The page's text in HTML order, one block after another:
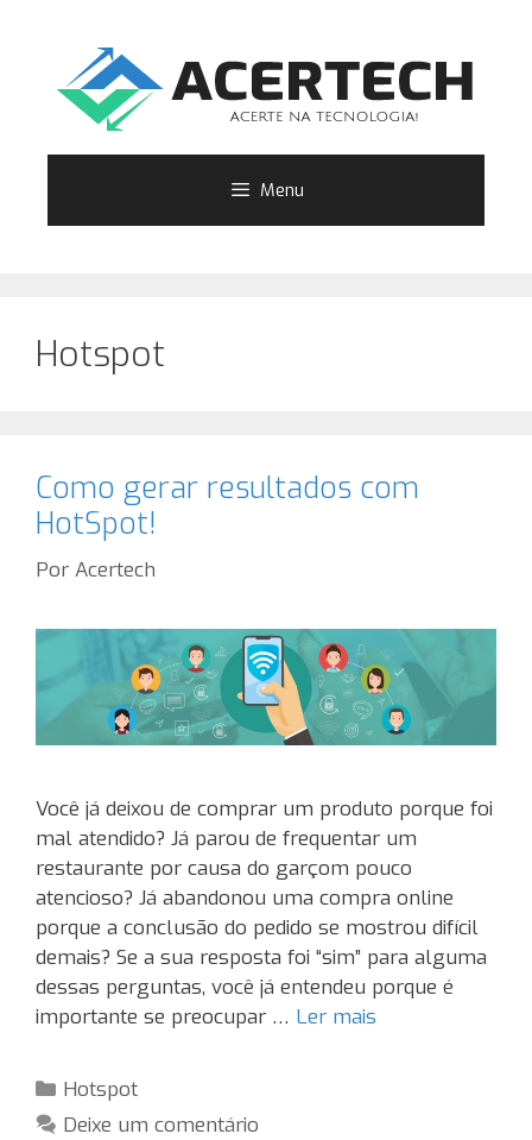
conteúdo
Menu
Hotspot
Como gerar resultados com
HotSpot!
Por Acertech
Você já deixou de comprar um produto porque foi
mal atendido? Já parou de frequentar um
restaurante por causa do garçom pouco
atencioso? Já abandonou uma compra online
porque a conclusão do pedido se mostrou difícil
demais? Se a sua resposta foi “sim” para alguma
dessas perguntas, você já entendeu porque é
importante se preocupar … Ler mais
Categorias
Hotspot
Deixe um comentário